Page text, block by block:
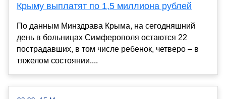
Крыму выплатят по 1,5 миллиона рублей
По данным Минздрава Крыма, на сегодняшний
день в больницах Симферополя остаются 22
пострадавших, в том числе ребенок, четверо – в
тяжелом состоянии....